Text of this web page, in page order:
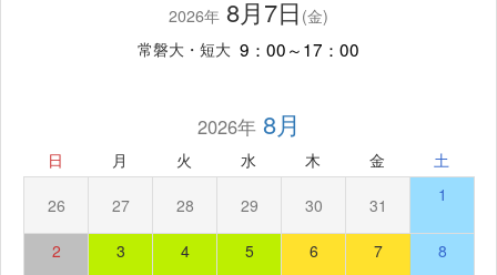
2026年 8月7日 (金)
常磐大・短大 9：00～17：00
2026年8月
日 月 火 水 木 金 土
26 27 28 29 30 31 1
2 3 4 5 6 7 8